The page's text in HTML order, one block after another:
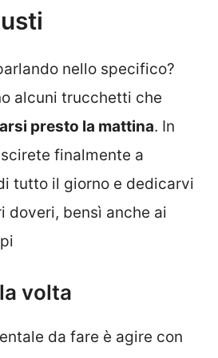
nello specifico?
alcuni trucchetti che
presto la mattina. In
finalmente a
tutto il giorno e dedicarvi
doveri, bensì anche ai
volta
da fare è agire con